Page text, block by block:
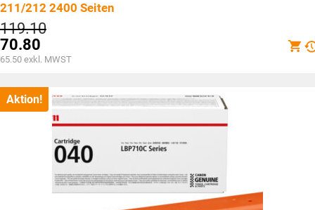
211/212 2400 Seiten
119.10Ursprünglicher
war:
CHF119.10
70.80
Aktueller
ist:
CHF70.80.
65.50 exkl. MWST
Aktion!